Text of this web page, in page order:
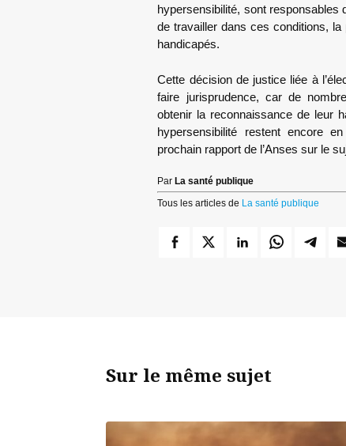
hypersensibilité, sont responsables
de travailler dans ces conditions, la
handicapés.
Cette décision de justice liée à
faire jurisprudence, car de
obtenir la reconnaissance de leur
hypersensibilité restent encore
prochain rapport de l’Anses sur le
Par La santé publique
Tous les articles de La santé publique
Sur le même sujet